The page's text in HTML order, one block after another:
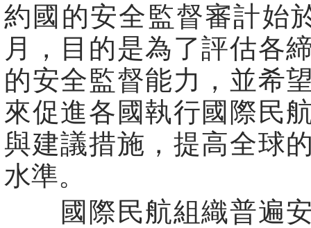
約國的安全監督審計始
月，目的是為了評估各
的安全監督能力，並希
來促進各國執行國際民
與建議措施，提高全球
水準。
國際民航組織普遍安